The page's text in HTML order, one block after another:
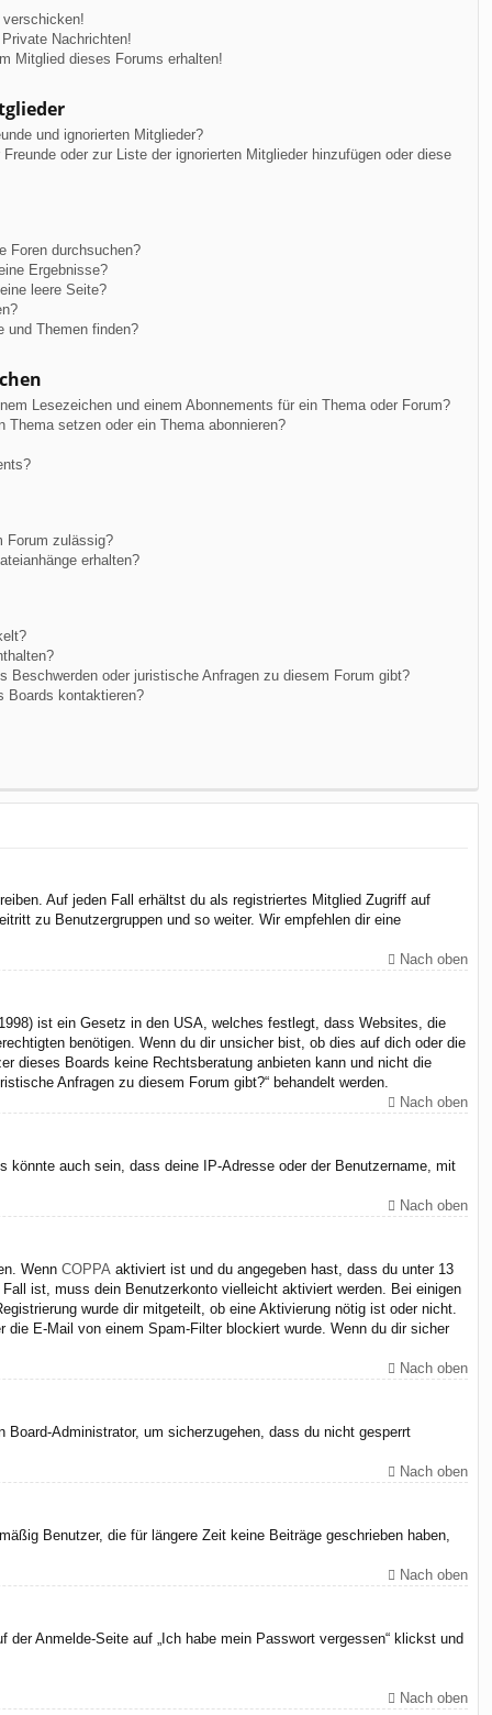
Nachrichten!
Mitglied dieses Forums erhalten!
und ignorierten Mitglieder?
oder zur Liste der ignorierten Mitglieder hinzufügen oder diese
Foren durchsuchen?
Ergebnisse?
leere Seite?
und Themen finden?
Lesezeichen und einem Abonnements für ein Thema oder Forum?
setzen oder ein Thema abonnieren?
Forum zulässig?
erhalten?
Beschwerden oder juristische Anfragen zu diesem Forum gibt?
Boards kontaktieren?
Auf jeden Fall erhältst du als registriertes Mitglied Zugriff auf
zu Benutzergruppen und so weiter. Wir empfehlen dir eine
Nach oben
ist ein Gesetz in den USA, welches festlegt, dass Websites, die
benötigen. Wenn du dir unsicher bist, ob dies auf dich oder die
dieses Boards keine Rechtsberatung anbieten kann und nicht die
Anfragen zu diesem Forum gibt?“ behandelt werden.
Nach oben
auch sein, dass deine IP-Adresse oder der Benutzername, mit
Nach oben
Wenn COPPA aktiviert ist und du angegeben hast, dass du unter 13
ist, muss dein Benutzerkonto vielleicht aktiviert werden. Bei einigen
wurde dir mitgeteilt, ob eine Aktivierung nötig ist oder nicht.
E-Mail von einem Spam-Filter blockiert wurde. Wenn du dir sicher
Nach oben
Administrator, um sicherzugehen, dass du nicht gesperrt
Nach oben
Benutzer, die für längere Zeit keine Beiträge geschrieben haben,
Nach oben
Anmelde-Seite auf „Ich habe mein Passwort vergessen“ klickst und
Nach oben